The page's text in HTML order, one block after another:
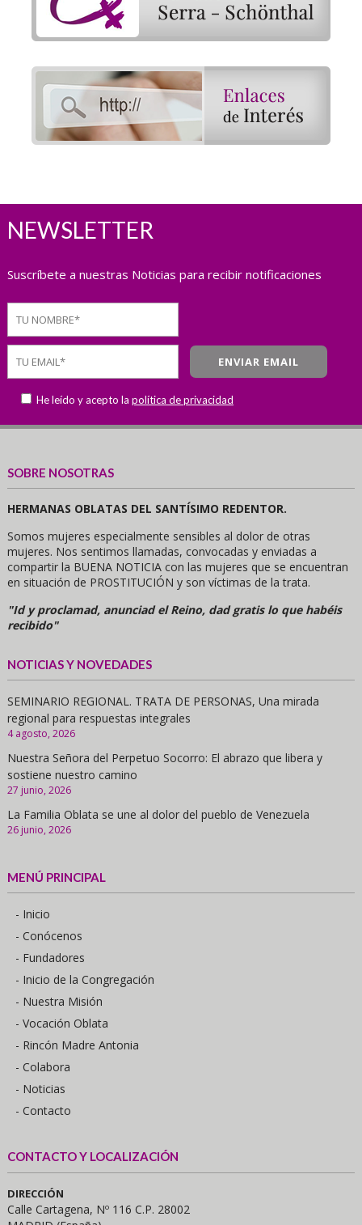
NEWSLETTER
Suscríbete a nuestras Noticias para recibir notificaciones
He leído y acepto la política de privacidad
SOBRE NOSOTRAS
HERMANAS OBLATAS DEL SANTÍSIMO REDENTOR.
Somos mujeres especialmente sensibles al dolor de otras
mujeres. Nos sentimos llamadas, convocadas y enviadas a
compartir la BUENA NOTICIA con las mujeres que se encuentran
en situación de PROSTITUCIÓN y son víctimas de la trata.
"Id y proclamad, anunciad el Reino, dad gratis lo que habéis
recibido"
NOTICIAS Y NOVEDADES
SEMINARIO REGIONAL. TRATA DE PERSONAS, Una mirada
regional para respuestas integrales
4 agosto, 2026
Nuestra Señora del Perpetuo Socorro: El abrazo que libera y
sostiene nuestro camino
27 junio, 2026
La Familia Oblata se une al dolor del pueblo de Venezuela
26 junio, 2026
MENÚ PRINCIPAL
- Inicio
- Conócenos
- Fundadores
- Inicio de la Congregación
- Nuestra Misión
- Vocación Oblata
- Rincón Madre Antonia
- Colabora
- Noticias
- Contacto
CONTACTO Y LOCALIZACIÓN
DIRECCIÓN
Calle Cartagena, Nº 116 C.P. 28002